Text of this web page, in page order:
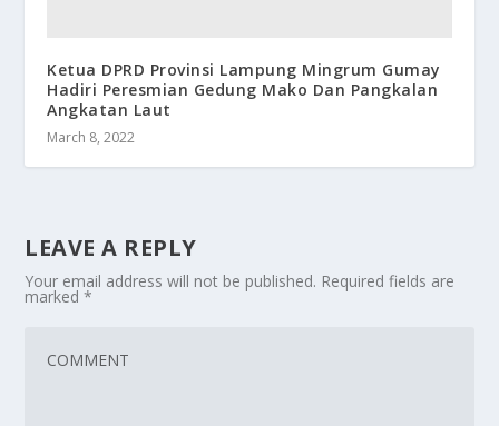
Ketua DPRD Provinsi Lampung Mingrum Gumay
Hadiri Peresmian Gedung Mako Dan Pangkalan
Angkatan Laut
March 8, 2022
LEAVE A REPLY
Your email address will not be published. Required fields are
marked*